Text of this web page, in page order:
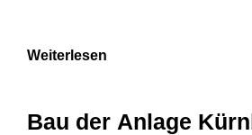
Weiterlesen
Bau der Anlage